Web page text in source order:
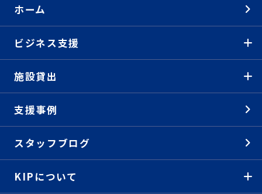
ホーム
ビジネス支援
施設貸出
支援事例
スタッフブログ
KIPについて